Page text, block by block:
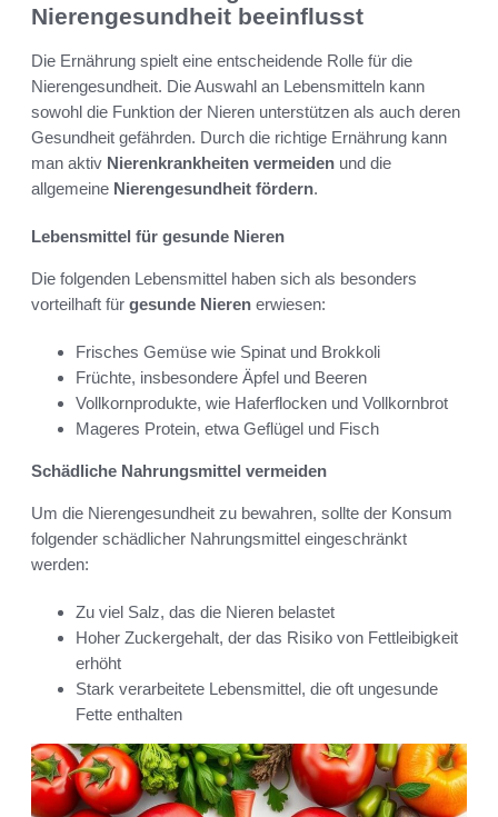
Nierengesundheit beeinflusst
Die Ernährung spielt eine entscheidende Rolle für die
Nierengesundheit. Die Auswahl an Lebensmitteln kann
sowohl die Funktion der Nieren unterstützen als auch deren
Gesundheit gefährden. Durch die richtige Ernährung kann
man aktiv Nierenkrankheiten vermeiden und die
allgemeine Nierengesundheit fördern.
Lebensmittel für gesunde Nieren
Die folgenden Lebensmittel haben sich als besonders
vorteilhaft für gesunde Nieren erwiesen:
Frisches Gemüse wie Spinat und Brokkoli
Früchte, insbesondere Äpfel und Beeren
Vollkornprodukte, wie Haferflocken und Vollkornbrot
Mageres Protein, etwa Geflügel und Fisch
Schädliche Nahrungsmittel vermeiden
Um die Nierengesundheit zu bewahren, sollte der Konsum
folgender schädlicher Nahrungsmittel eingeschränkt
werden:
Zu viel Salz, das die Nieren belastet
Hoher Zuckergehalt, der das Risiko von Fettleibigkeit
erhöht
Stark verarbeitete Lebensmittel, die oft ungesunde
Fette enthalten